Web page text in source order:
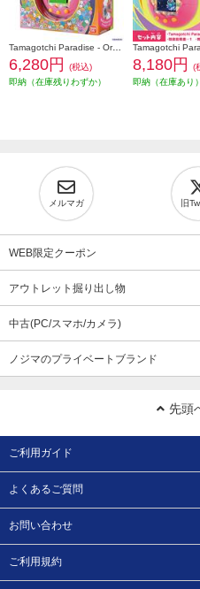
Tamagotchi Paradise - Orange Tropics
6,280円
(税込)
即納（在庫残りわずか）
8,180円
(
即納（在庫あり）
メルマガ 旧
WEB限定クーポン
アウトレット掘り出し物
中古(PC/スマホ/カメラ)
ノジマのプライベートブランド
先頭
ご利用ガイド
よくあるご質問
お問い合わせ
ご利用規約